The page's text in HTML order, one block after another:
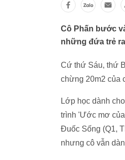
Cô Phấn bước
những đứa trẻ
Cứ thứ Sáu, thứ
chừng 20m2 của
Lớp học dành
trình 'Ước mơ
Đuốc Sống (Q1,
nhưng cô vẫn